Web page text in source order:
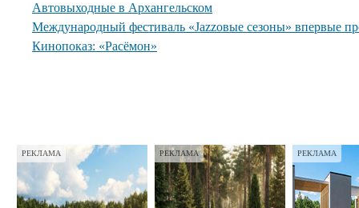
Автовыходные в Архангельском
Международный фестиваль «Jazzовые сезоны» впервые
Кинопоказ: «Расёмон»
РЕКЛАМА РЕКЛАМА РЕКЛАМА